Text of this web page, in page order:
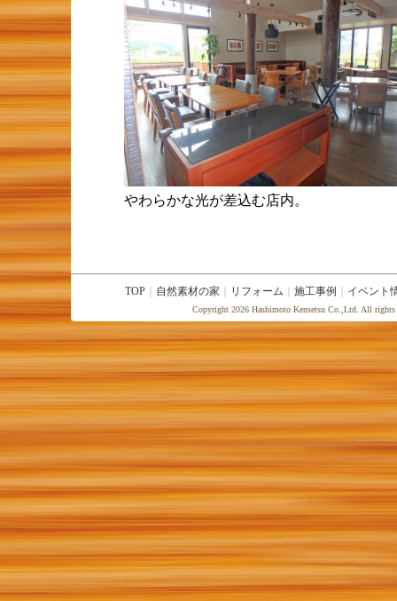
やわらかな光が差込む店内。
TOP｜ 自然素材の家 リフォーム 施工事例 イベント
Copyright 2026 Hashimoto Kensetsu Co.,Ltd. All rights